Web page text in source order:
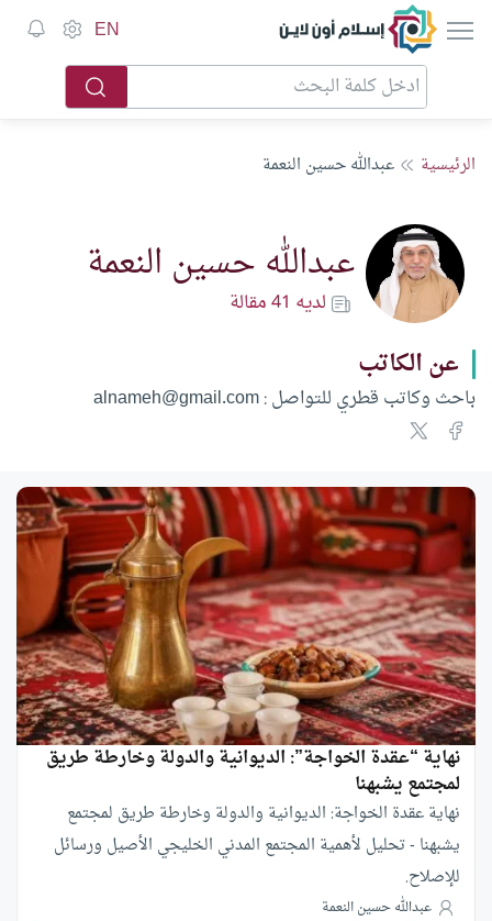
إسلام أون لاين EN
الرئيسية عبدالله حسين النعمة
عبدالله حسين النعمة
لديه 41 مقالة
عن الكاتب
باحث وكاتب قطري للتواصل : alnameh@gmail.com
نهاية “عقدة الخواجة”: الديوانية والدولة وخارطة طريق
لمجتمع يشبهنا
نهاية عقدة الخواجة: الديوانية والدولة وخارطة طريق لمجتمع
يشبهنا - تحليل لأهمية المجتمع المدني الخليجي الأصيل ورسائل
للإصلاح.
عبدالله حسين النعمة